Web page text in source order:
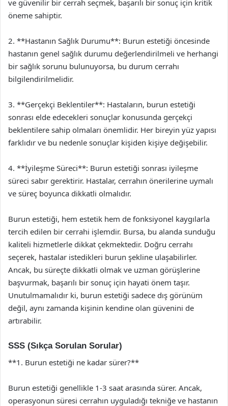
ve güvenilir bir cerrah seçmek, başarılı bir sonuç için kritik
öneme sahiptir.
2. **Hastanın Sağlık Durumu**: Burun estetiği öncesinde
hastanın genel sağlık durumu değerlendirilmeli ve herhangi
bir sağlık sorunu bulunuyorsa, bu durum cerrahı
bilgilendirilmelidir.
3. **Gerçekçi Beklentiler**: Hastaların, burun estetiği
sonrası elde edecekleri sonuçlar konusunda gerçekçi
beklentilere sahip olmaları önemlidir. Her bireyin yüz yapısı
farklıdır ve bu nedenle sonuçlar kişiden kişiye değişebilir.
4. **İyileşme Süreci**: Burun estetiği sonrası iyileşme
süreci sabır gerektirir. Hastalar, cerrahın önerilerine uymalı
ve süreç boyunca dikkatli olmalıdır.
Burun estetiği, hem estetik hem de fonksiyonel kaygılarla
tercih edilen bir cerrahi işlemdir. Bursa, bu alanda sunduğu
kaliteli hizmetlerle dikkat çekmektedir. Doğru cerrahı
seçerek, hastalar istedikleri burun şekline ulaşabilirler.
Ancak, bu süreçte dikkatli olmak ve uzman görüşlerine
başvurmak, başarılı bir sonuç için hayati önem taşır.
Unutulmamalıdır ki, burun estetiği sadece dış görünüm
değil, aynı zamanda kişinin kendine olan güvenini de
artırabilir.
SSS (Sıkça Sorulan Sorular)
**1. Burun estetiği ne kadar sürer?**
Burun estetiği genellikle 1-3 saat arasında sürer. Ancak,
operasyonun süresi cerrahın uyguladığı tekniğe ve hastanın